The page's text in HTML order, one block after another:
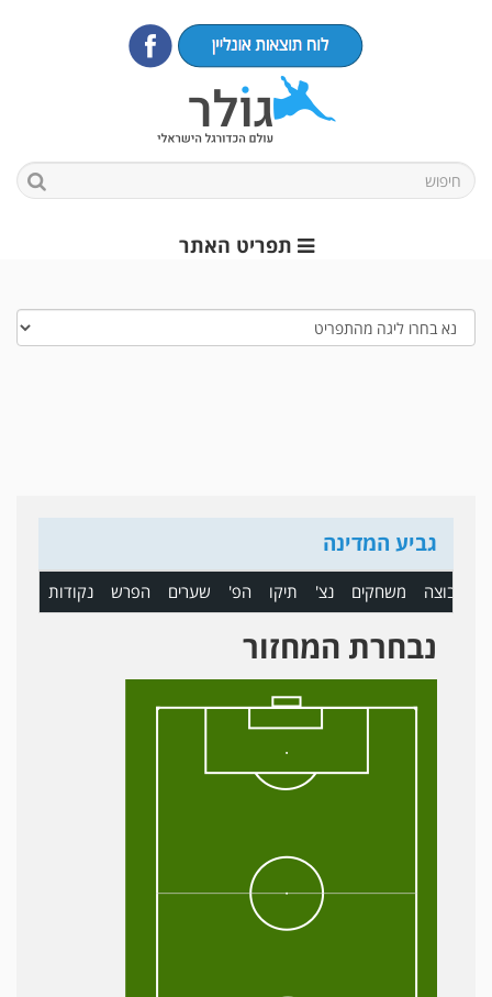
תפריט האתר
גביע המדינה
קבוצה משחקים נצ' תיקו הפ' שערים הפרש נקודות
נבחרת המחזור